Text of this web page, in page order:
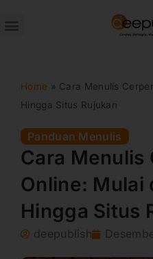
ke
Home » Cara Menulis
Hingga Situs Rujukan
Panduan Menulis
Cara Menulis
Online: Mulai
Hingga Situs
deepublish